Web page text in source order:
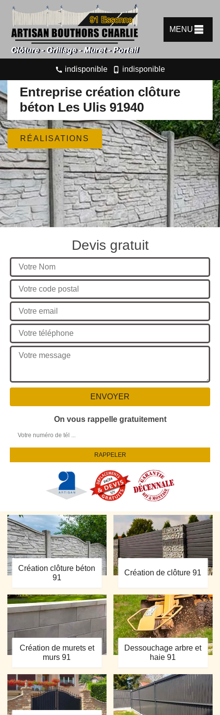
MENU
indisponible indisponible
Entreprise création clôture
béton Les Ulis 91940
RÉALISATIONS
Devis gratuit
On vous rappelle gratuitement
Création clôture béton
91
Création de clôture 91
Création de murets et
murs 91
Dessouchage arbre et
haie 91